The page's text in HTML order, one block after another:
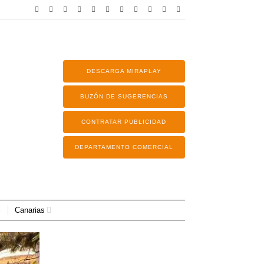
DESCARGA MIRAPLAY
BUZÓN DE SUGERENCIAS
CONTRATAR PUBLICIDAD
DEPARTAMENTO COMERCIAL
Canarias